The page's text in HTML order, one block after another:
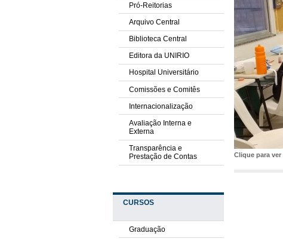
Pró-Reitorias
Arquivo Central
Biblioteca Central
Editora da UNIRIO
Hospital Universitário
Comissões e Comitês
Internacionalização
Avaliação Interna e
Externa
Transparência e
Prestação de Contas
CURSOS
Graduação
Clique para